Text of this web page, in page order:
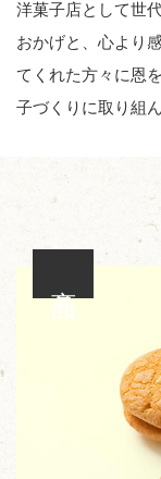
洋菓子店として世
おかげと、心より
てくれた方々に恩
子づくりに取り組